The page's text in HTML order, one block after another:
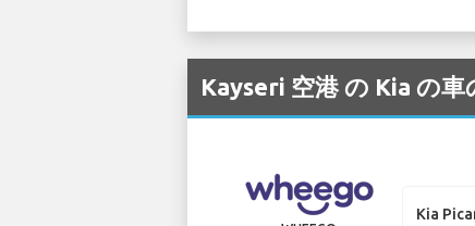
Kayseri 空港 の Kia の
Kia